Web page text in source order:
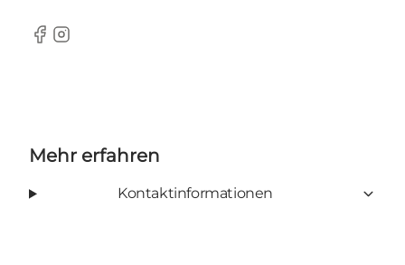
Facebook
Instagram
Mehr erfahren
Kontaktinformationen